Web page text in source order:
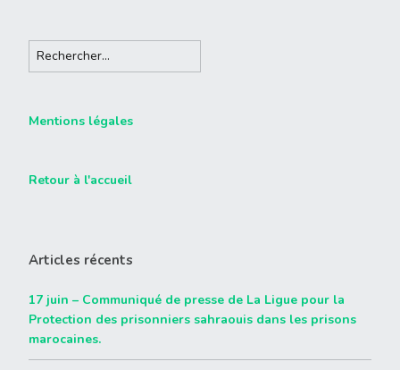
Mentions légales
Retour à l'accueil
Articles récents
17 juin – Communiqué de presse de La Ligue pour la
Protection des prisonniers sahraouis dans les prisons
marocaines.